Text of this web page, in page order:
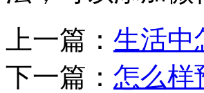
上一篇： 生活中
下一篇： 怎么样